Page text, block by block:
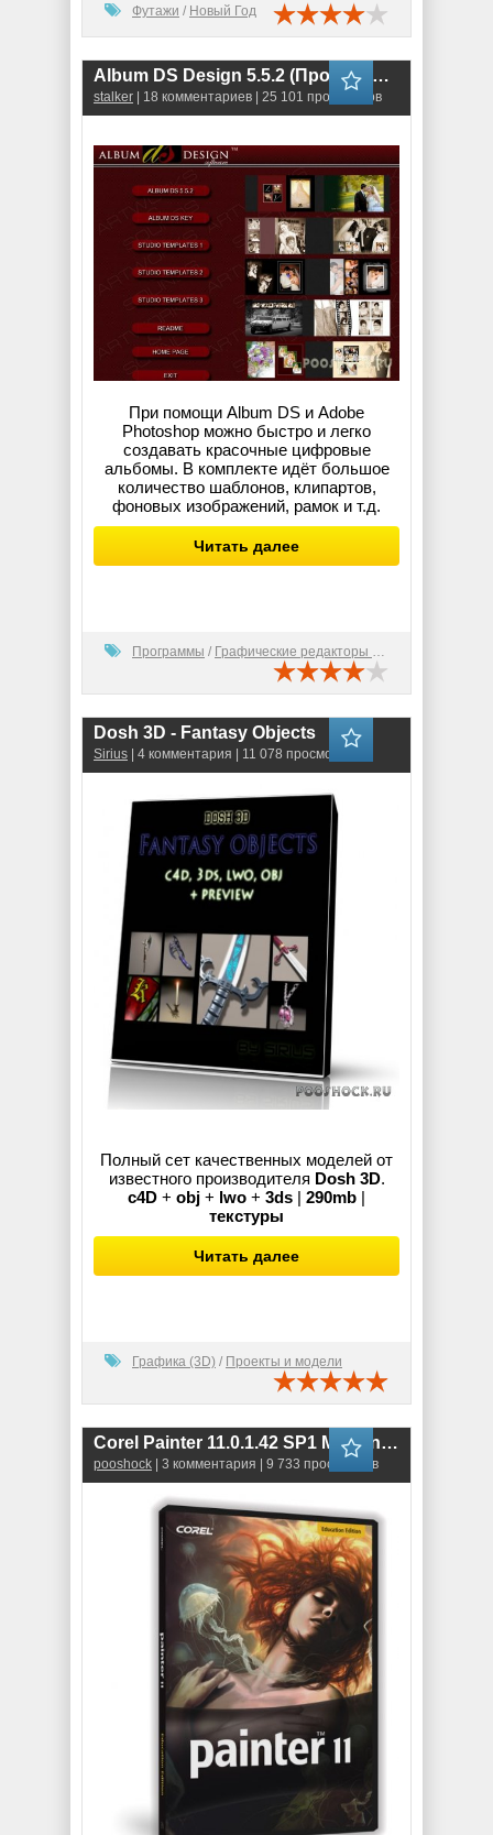
Футажи / Новый Год
Album DS Design 5.5.2 (Программа для Photoshop) + Дополнения
stalker | 18 комментариев | 25 101 просмотров
При помощи Album DS и Adobe
Photoshop можно быстро и легко
создавать красочные цифровые
альбомы. В комплекте идёт большое
количество шаблонов, клипартов,
фоновых изображений, рамок и т.д.
Читать далее
Программы / Графические редакторы (2D)
Dosh 3D - Fantasy Objects
Sirius | 4 комментария | 11 078 просмотров
Полный сет качественных моделей от
известного производителя Dosh 3D.
c4D + obj + lwo + 3ds | 290mb |
текстуры
Читать далее
Графика (3D) / Проекты и модели
Corel Painter 11.0.1.42 SP1 Multilingual
pooshock | 3 комментария | 9 733 просмотров